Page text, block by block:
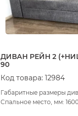
ДИВАН РЕЙН 2
90
Код товара: 12984
Габаритные размеры
Спальное место, мм: